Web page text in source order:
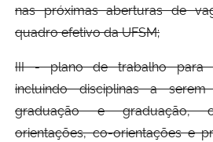
nas próximas aberturas de
quadro efetivo da UFSM;
III - plano de trabalho para
incluindo disciplinas a
graduação e graduação,
orientações, co-orientações e